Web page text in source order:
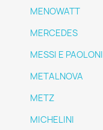
MENOWATT
MERCEDES
MESSI E PAOLONI
METALNOVA
METZ
MICHELINI